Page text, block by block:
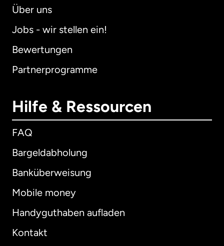
Über uns
Jobs - wir stellen ein!
Bewertungen
Partnerprogramme
Hilfe & Ressourcen
FAQ
Bargeldabholung
Banküberweisung
Mobile money
Handyguthaben aufladen
Kontakt